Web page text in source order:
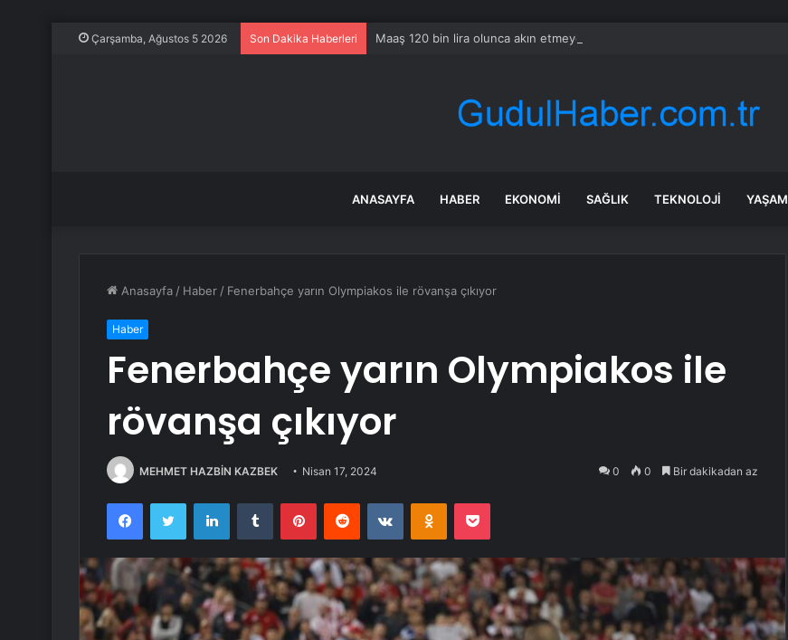
Çarşamba, Ağustos 5 2026 Son Dakika Haberleri Maaş 120 bin lira olunca akın etmeye başladılar
ANASAYFA HABER EKONOMI SAĞLIK TEKNOLOJI YAŞAM
Anasayfa / Haber / Fenerbahçe yarın Olympiakos ile rövanşa çıkıyor
Haber
Fenerbahçe yarın Olympiakos ile
rövanşa çıkıyor
MEHMET HAZBİN KAZBEK Nisan 17, 2024 0 0 Bir dakikadan az
FacebookTwitter LinkedInTumblr PinterestReddit VKontakteOdnoklassniki
Pocket